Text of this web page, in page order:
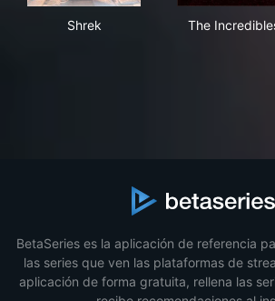
Shrek The
BetaSeries es la aplicación de referencia
las series que ven las plataformas de
aplicación de forma gratuita, rellena las